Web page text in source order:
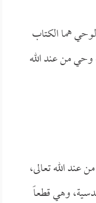
هما الكتاب
وحي من عند الله
عند الله تعالى،
وهي قطعاً